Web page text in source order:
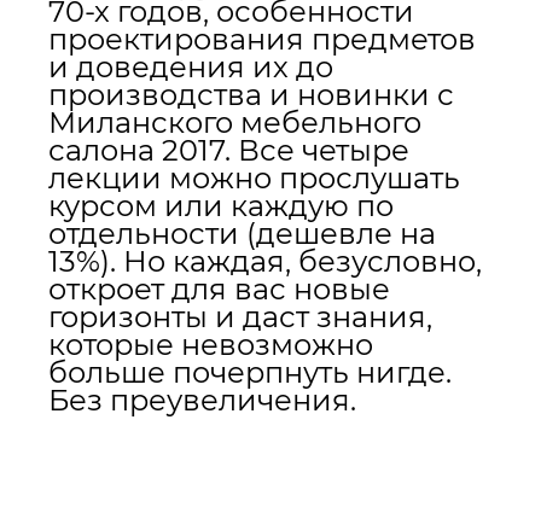
70-х годов, особенности
проектирования предметов
и доведения их до
производства и новинки с
Миланского мебельного
салона 2017. Все четыре
лекции можно прослушать
курсом или каждую по
отдельности (дешевле на
13%). Но каждая, безусловно,
откроет для вас новые
горизонты и даст знания,
которые невозможно
больше почерпнуть нигде.
Без преувеличения.